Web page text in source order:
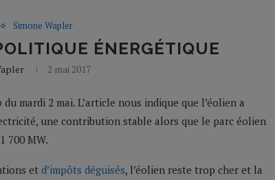
Simone Wapler
ÉNERGÉTIQUE
2 mai 2017
du mardi 2 mai. L’article nous indique que l’éolien a
une contribution stable alors que le parc éolien
700 MW.
et d’impôts déguisés, l’éolien reste trop cher et la